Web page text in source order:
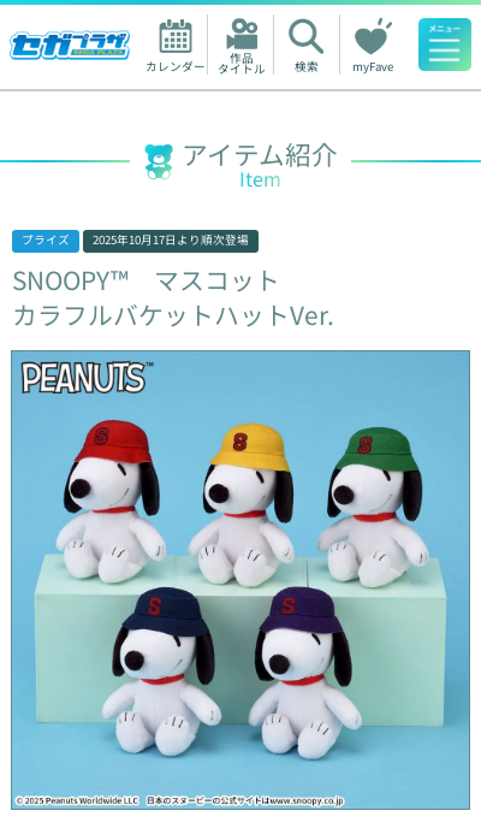
カレンダー 作品
タイトル 検索 myFave
人気ワード
アイテム紹介
Item
プライズ 2025年10月17日 より順次登場
SNOOPY™
マスコット
カラフルバケットハットVer.